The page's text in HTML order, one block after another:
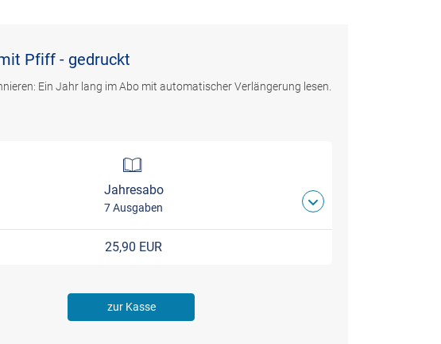
Pfiff - gedruckt
Ein Jahr lang im Abo mit automatischer Verlängerung lesen.
Jahresabo
7 Ausgaben
25,90 EUR
zur Kasse